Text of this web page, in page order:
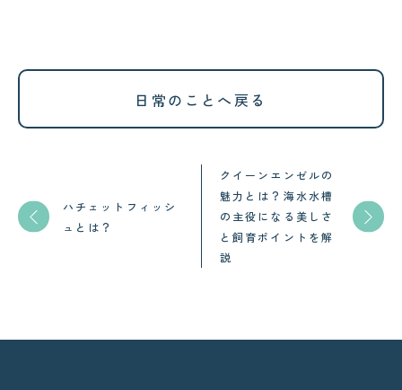
日常のことへ戻る
ハチェットフィッシ
ュとは？
クイーンエンゼルの
魅力とは？海水水槽
の主役になる美しさ
と飼育ポイントを解
説